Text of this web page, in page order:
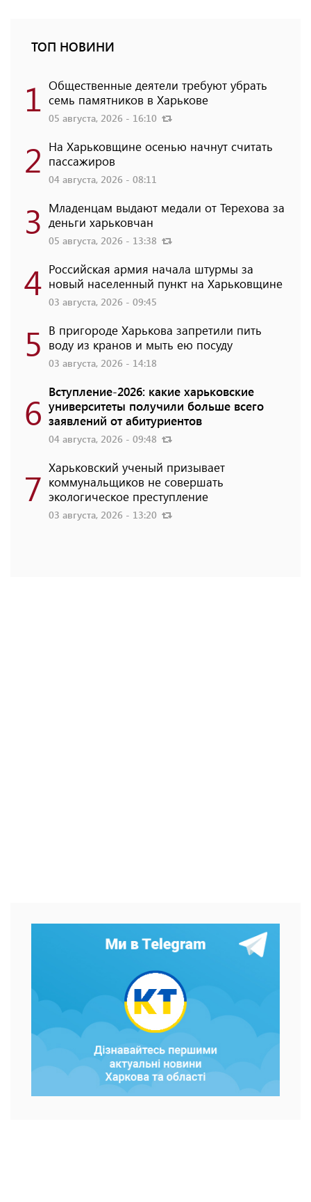
ТОП НОВИНИ
1 Общественные деятели требуют убрать
семь памятников в Харькове
05 августа, 2026 - 16:10
2 На Харьковщине осенью начнут считать
пассажиров
04 августа, 2026 - 08:11
3 Младенцам выдают медали от Терехова за
деньги харьковчан
05 августа, 2026 - 13:38
4 Российская армия начала штурмы за
новый населенный пункт на Харьковщине
03 августа, 2026 - 09:45
5 В пригороде Харькова запретили пить
воду из кранов и мыть ею посуду
03 августа, 2026 - 14:18
6 Вступление-2026: какие харьковские
университеты получили больше всего
заявлений от абитуриентов
04 августа, 2026 - 09:48
7 Харьковский ученый призывает
коммунальщиков не совершать
экологическое преступление
03 августа, 2026 - 13:20